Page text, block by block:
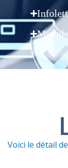
Voici le détail